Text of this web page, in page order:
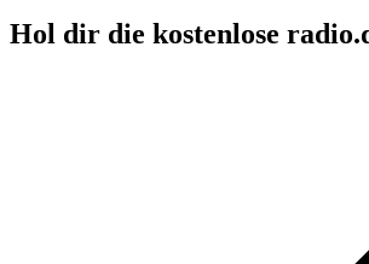
Hol dir die kostenlose